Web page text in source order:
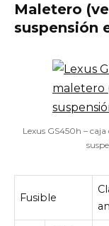
Maletero
suspensión
Lexus GS450h –
Fusible